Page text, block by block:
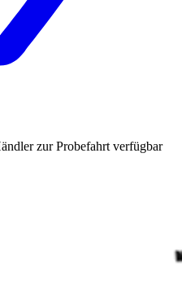
zur Probefahrt verfügbar